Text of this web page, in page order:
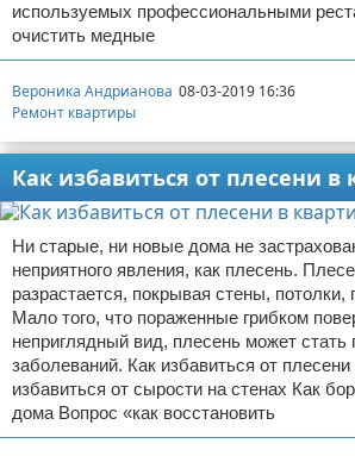
используемых профессиональными
очистить медные
Вероника Андрианова 08-03-2019 16:36
Ремонт квартиры
Как избавиться от плесени в
Ни старые, ни новые дома не
неприятного явления, как плесень.
разрастается, покрывая стены, потолки,
Мало того, что пораженные грибком
неприглядный вид, плесень может стать
заболеваний. Как избавиться от плесени
избавиться от сырости на стенах Как
дома Вопрос «как восстановить